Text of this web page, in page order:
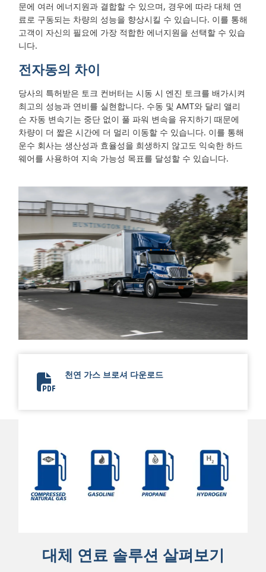
문에 여러 에너지원과 결합할 수 있으며, 경우에 따라 대체 연
료로 구동되는 차량의 성능을 향상시킬 수 있습니다. 이를 통해
고객이 자신의 필요에 가장 적합한 에너지원을 선택할 수 있습
니다.
전자동의 차이
당사의 특허받은 토크 컨버터는 시동 시 엔진 토크를 배가시켜
최고의 성능과 연비를 실현합니다. 수동 및 AMT와 달리 앨리
슨 자동 변속기는 중단 없이 풀 파워 변속을 유지하기 때문에
차량이 더 짧은 시간에 더 멀리 이동할 수 있습니다. 이를 통해
운수 회사는 생산성과 효율성을 희생하지 않고도 익숙한 하드
웨어를 사용하여 지속 가능성 목표를 달성할 수 있습니다.
Natural Gas Brochure
천연 가스 브로셔 다운로드
대체 연료 솔루션 살펴보기